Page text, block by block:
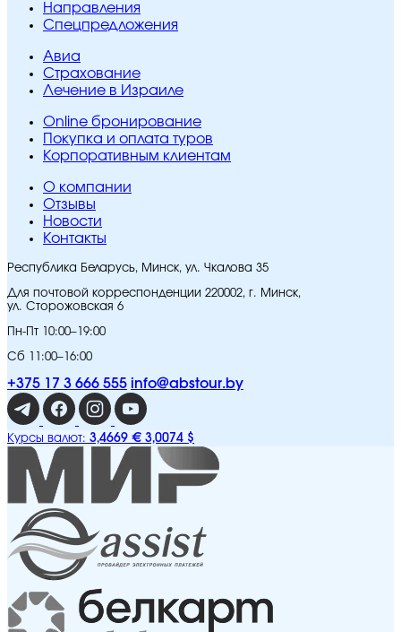
Направления
Спецпредложения
Авиа
Страхование
Лечение в Израиле
Online бронирование
Покупка и оплата туров
Корпоративным клиентам
O компании
Отзывы
Новости
Контакты
Республика Беларусь, Минск, ул. Чкалова 35
Для почтовой корреспонденции 220002, г. Минск,
ул. Сторожовская 6
Пн-Пт 10:00–19:00
Сб 11:00–16:00
+375 17 3 666 555 info@abstour.by
Курсы валют: 3,4669 € 3,0074 $